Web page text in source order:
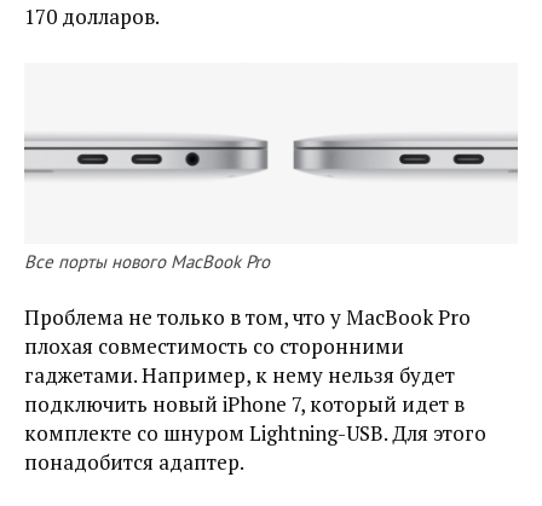
170 долларов.
Все порты нового MacBook Pro
Проблема не только в том, что у MacBook Pro
плохая совместимость со сторонними
гаджетами. Например, к нему нельзя будет
подключить новый iPhone 7, который идет в
комплекте со шнуром Lightning-USB. Для этого
понадобится адаптер.